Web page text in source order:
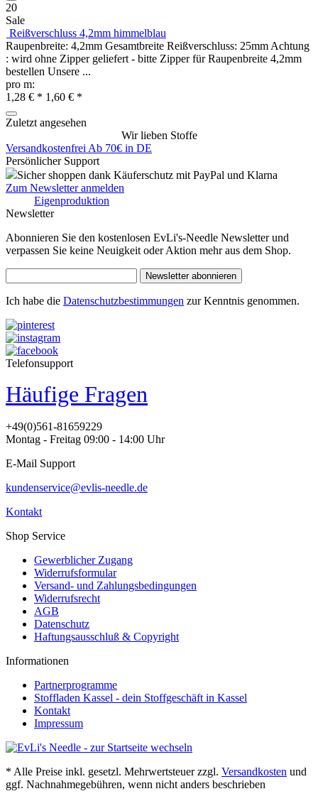
20
Sale
Reißverschluss 4,2mm himmelblau
Raupenbreite: 4,2mm Gesamtbreite Reißverschluss: 25mm Achtung
: wird ohne Zipper geliefert - bitte Zipper für Raupenbreite 4,2mm
bestellen Unsere ...
pro m:
1,28 € * 1,60 € *
Zuletzt angesehen
Wir lieben Stoffe
Versandkostenfrei Ab 70€ in DE
Persönlicher Support
Sicher shoppen dank Käuferschutz mit PayPal und Klarna
Zum Newsletter anmelden
Eigenproduktion
Newsletter
Abonnieren Sie den kostenlosen EvLi's-Needle Newsletter und
verpassen Sie keine Neuigkeit oder Aktion mehr aus dem Shop.
Newsletter abonnieren
Ich habe die Datenschutzbestimmungen zur Kenntnis genommen.
Telefonsupport
Häufige Fragen
+49(0)561-81659229
Montag - Freitag 09:00 - 14:00 Uhr
E-Mail Support
kundenservice@evlis-needle.de
Kontakt
Shop Service
Gewerblicher Zugang
Widerrufsformular
Versand- und Zahlungsbedingungen
Widerrufsrecht
AGB
Datenschutz
Haftungsausschluß & Copyright
Informationen
Partnerprogramme
Stoffladen Kassel - dein Stoffgeschäft in Kassel
Kontakt
Impressum
* Alle Preise inkl. gesetzl. Mehrwertsteuer zzgl. Versandkosten und
ggf. Nachnahmegebühren, wenn nicht anders beschrieben